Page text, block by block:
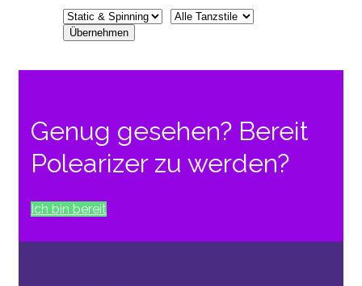
Genug gesehen? Bereit
Polearizer zu werden?
Ich bin bereit